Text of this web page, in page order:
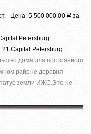
Цена: 5 500 000.00 Р за
Petersburg
Capital Petersburg
дома для постоянного
районе деревня
земли ИЖС.Это не